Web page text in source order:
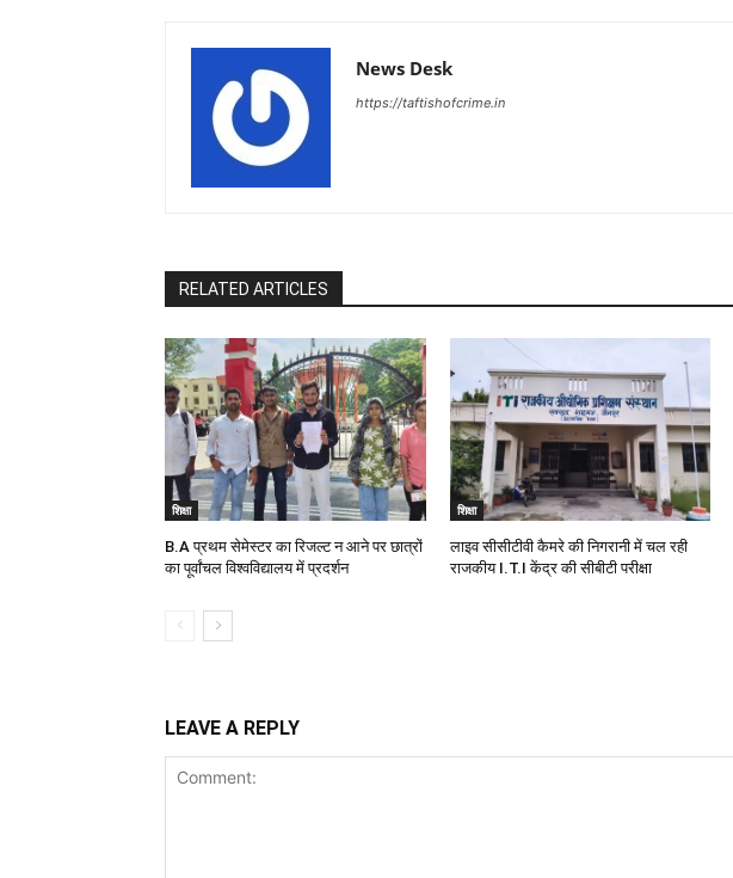
News Desk
https://taftishofcrime.in
RELATED ARTICLES
शिक्षा
B.A प्रथम सेमेस्टर का रिजल्ट न आने पर छात्रों
का पूर्वांचल विश्वविद्यालय में प्रदर्शन
शिक्षा
लाइव सीसीटीवी कैमरे की निगरानी में चल रही
राजकीय I.T.I केंद्र की सीबीटी परीक्षा
LEAVE A REPLY